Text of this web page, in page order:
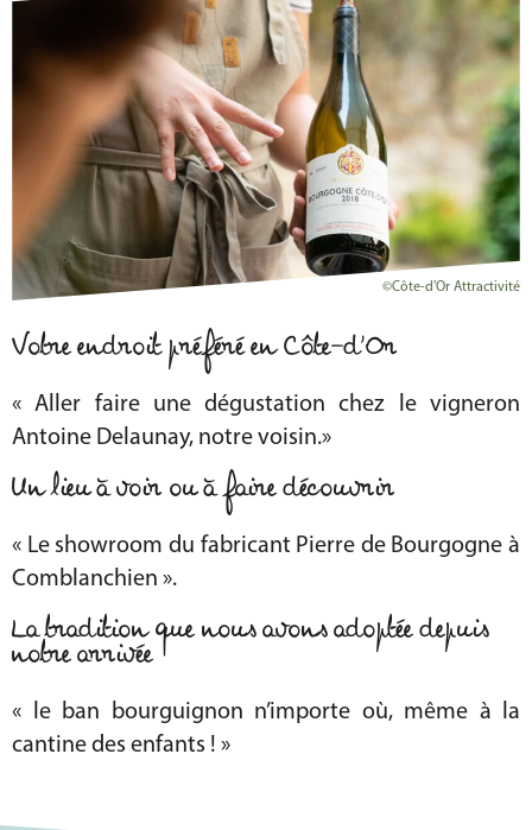
©Côte-d'Or Attractivité
Votre endroit préféré en Côte-d’Or
« Aller faire une dégustation chez le vigneron
Antoine Delaunay, notre voisin.»
Un lieu à voir ou à faire découvrir
« Le showroom du fabricant Pierre de Bourgogne à
Comblanchien ».
La tradition que nous avons adoptée depuis
notre arrivée
« le ban bourguignon n’importe où, même à la
cantine des enfants ! »